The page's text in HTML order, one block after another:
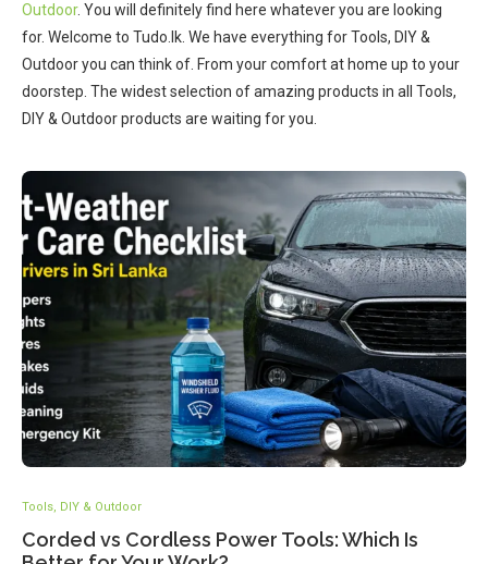
Outdoor. You will definitely find here whatever you are looking
for. Welcome to Tudo.lk. We have everything for Tools, DIY &
Outdoor you can think of. From your comfort at home up to your
doorstep. The widest selection of amazing products in all Tools,
DIY & Outdoor products are waiting for you.
Tools, DIY & Outdoor
Corded vs Cordless Power Tools: Which Is